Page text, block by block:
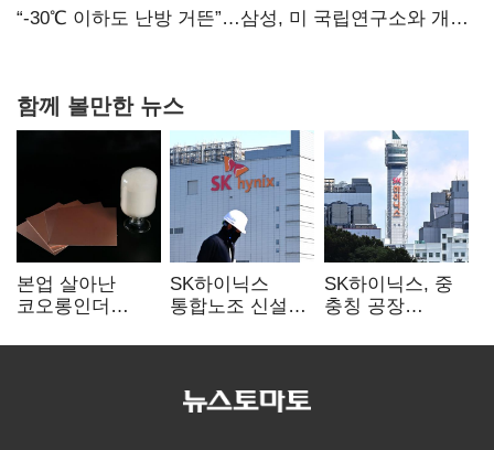
없어”
“-30℃ 이하도 난방 거뜬”…삼성, 미 국립연구소와 개발
함께 볼만한 뉴스
본업 살아난
코오롱인더
배터리 소재로
SK하이닉스
통합노조 신설
성과급 불만 확산
SK하이닉스, 중
충칭 공장
검토?…“확정된